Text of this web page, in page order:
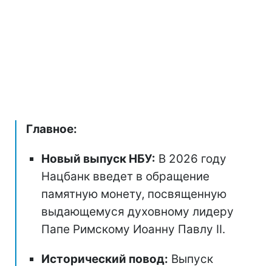
Главное:
Новый выпуск НБУ: В 2026 году
Нацбанк введет в обращение
памятную монету, посвященную
выдающемуся духовному лидеру
Папе Римскому Иоанну Павлу II.
Исторический повод: Выпуск